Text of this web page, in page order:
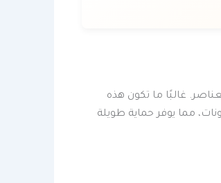
غالبًا ما تكون هذه
مما يوفر حماية طويلة